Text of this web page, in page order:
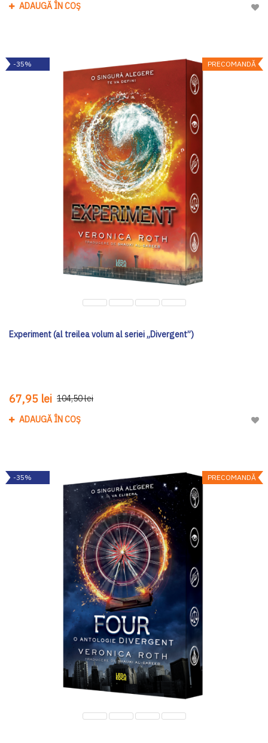
ADAUGĂ ÎN COȘ
PRECOMANDĂ
-35%
Experiment (al treilea volum al seriei „Divergent”)
67,95 lei 104,50 lei
ADAUGĂ ÎN COȘ
PRECOMANDĂ
-35%